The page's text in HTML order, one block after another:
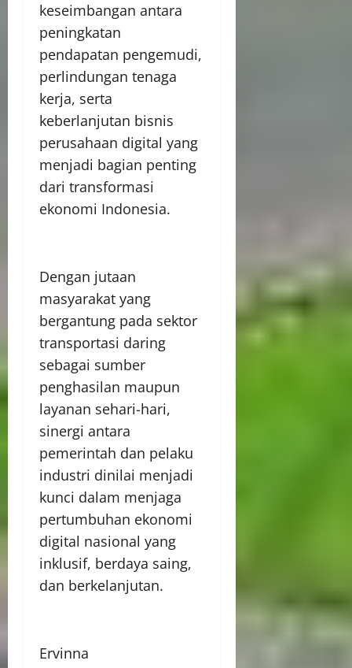
keseimbangan antara
peningkatan
pendapatan pengemudi,
perlindungan tenaga
kerja, serta
keberlanjutan bisnis
perusahaan digital yang
menjadi bagian penting
dari transformasi
ekonomi Indonesia.
Dengan jutaan
masyarakat yang
bergantung pada sektor
transportasi daring
sebagai sumber
penghasilan maupun
layanan sehari-hari,
sinergi antara
pemerintah dan pelaku
industri dinilai menjadi
kunci dalam menjaga
pertumbuhan ekonomi
digital nasional yang
inklusif, berdaya saing,
dan berkelanjutan.
Ervinna